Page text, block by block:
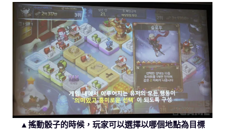
▲搖動骰子的時候，玩家可以選擇以哪個地點為目標